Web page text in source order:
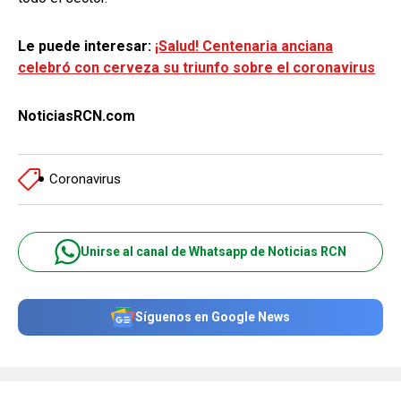
Le puede interesar: ¡Salud! Centenaria anciana
celebró con cerveza su triunfo sobre el coronavirus
NoticiasRCN.com
Coronavirus
Unirse al canal de Whatsapp de Noticias RCN
Síguenos en Google News